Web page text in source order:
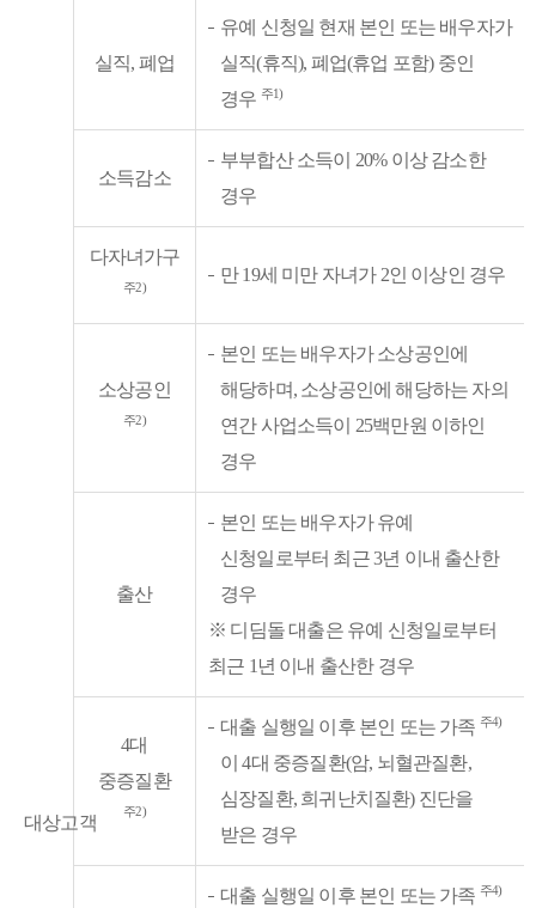
대상고객
실직, 폐업
유예 신청일 현재 본인 또는 배우자가
실직(휴직), 폐업(휴업 포함) 중인
경우 주1)
소득감소
부부합산 소득이 20% 이상 감소한
경우
다자녀가구
주2)
만 19세 미만 자녀가 2인 이상인 경우
소상공인
주2)
본인 또는 배우자가 소상공인에
해당하며, 소상공인에 해당하는 자의
연간 사업소득이 25백만원 이하인
경우
출산
본인 또는 배우자가 유예
신청일로부터 최근 3년 이내 출산한
경우
※ 디딤돌 대출은 유예 신청일로부터
최근 1년 이내 출산한 경우
4대
중증질환
주2)
대출 실행일 이후 본인 또는 가족 주4)
이 4대 중증질환(암, 뇌혈관질환,
심장질환, 희귀난치질환) 진단을
받은 경우
대출 실행일 이후 본인 또는 가족 주4)